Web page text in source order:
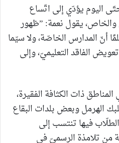
اليوم يؤدّي إلى اتّساع
والخاص، يقول نعمة: ”ظهور
أنّ المدارس الخاصّة، ولا سيّما
الفاقد التعليميّ، وإلى
ذات الكثافة الفقيرة،
الهرمل وبعض بلدات البقاع
فيها تنتسب إلى
40 في المئة من تلامذة الرسميّ في